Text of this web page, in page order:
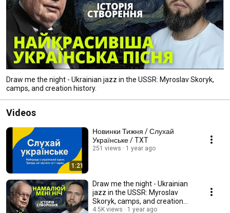
Draw me the night - Ukrainian jazz in the USSR: Myroslav Skoryk,
camps, and creation history.
Videos
1:21
Новинки Тижня / Слухай
Українське / TXT
251 views 1 year ago
Draw me the night - Ukrainian
jazz in the USSR: Myroslav
Skoryk, camps, and creation
history.
4.5K views 1 year ago